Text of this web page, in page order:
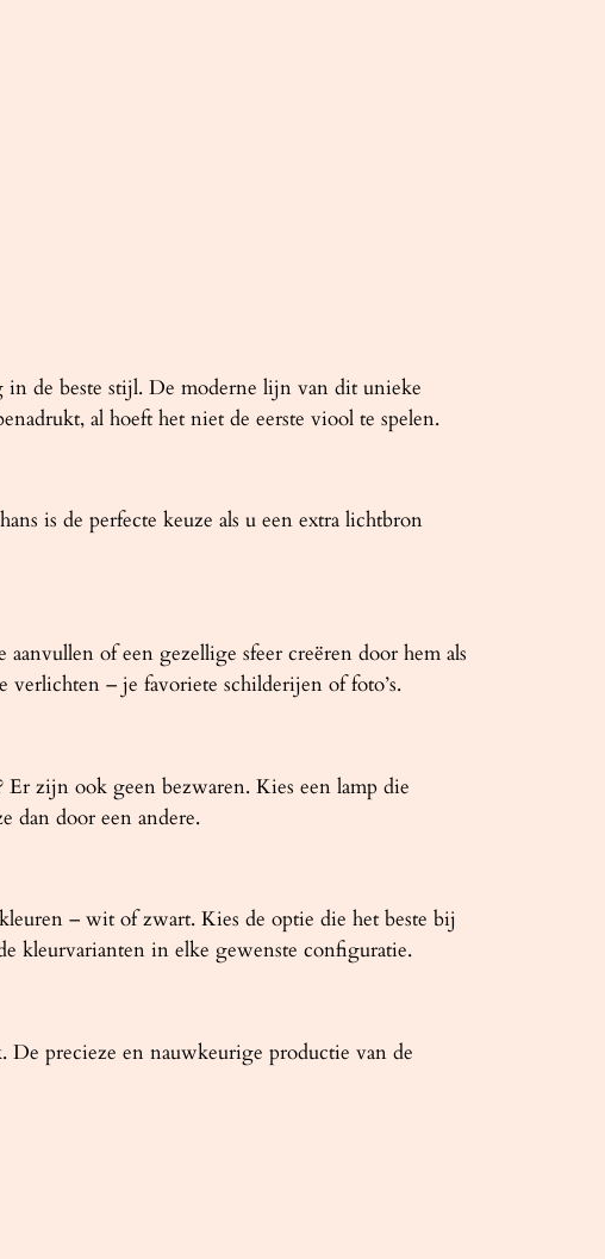
de beste stijl. De moderne lijn van dit unieke
al hoeft het niet de eerste viool te spelen.
is de perfecte keuze als u een extra lichtbron
of een gezellige sfeer creëren door hem als
verlichten – je favoriete schilderijen of foto’s.
zijn ook geen bezwaren. Kies een lamp die
dan door een andere.
– wit of zwart. Kies de optie die het beste bij
kleurvarianten in elke gewenste configuratie.
precieze en nauwkeurige productie van de